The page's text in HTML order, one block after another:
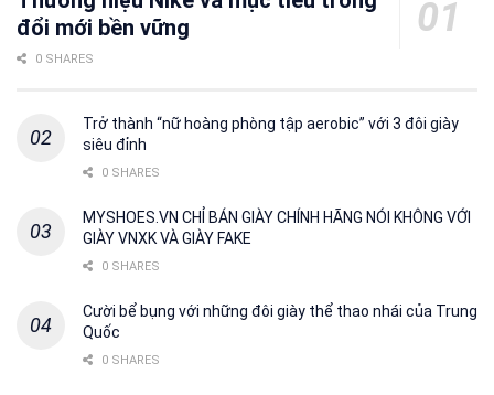
đổi mới bền vững
0 SHARES
Trở thành “nữ hoàng phòng tập aerobic” với 3 đôi giày
siêu đỉnh
0 SHARES
MYSHOES.VN CHỈ BÁN GIÀY CHÍNH HÃNG NÓI KHÔNG VỚI
GIÀY VNXK VÀ GIÀY FAKE
0 SHARES
Cười bể bụng với những đôi giày thể thao nhái của Trung
Quốc
0 SHARES